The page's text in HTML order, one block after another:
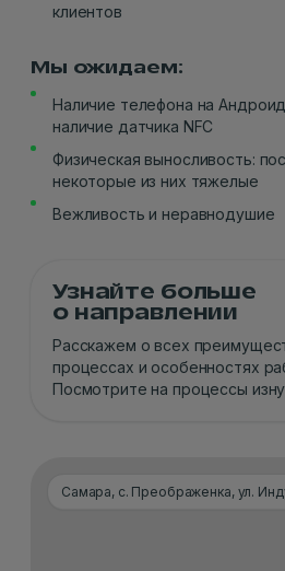
клиентов
Мы ожидаем:
Наличие телефона на
наличие датчика NFC
Физическая выносливость:
некоторые из них тяжелые
Вежливость и неравнодушие
Узнайте больше
о направлении
Расскажем о всех
процессах и особенностях
Посмотрите на процессы
Самара, с. Преображенка, ул.